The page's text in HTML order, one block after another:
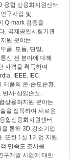
융합 상용화지원센터
구사업 및
Q-mark 검증을
. 국제공인시험기관
원 분야는
품, 모듈, 단말,
신 전 분야에 대해
자격을 획득하여
IEEE, IEC,
제품의 온·습도순환,
반사·삽입손실,
상용화지원 분야는
을 접목하여 새로운
합상용화지원센터
통해 3D 강소기업
또한 1실 1기업 지원,
만족도 조사를
구개발 사업에 대한